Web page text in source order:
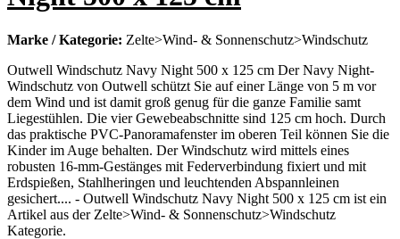
Marke / Kategorie: Zelte>Wind- & Sonnenschutz>Windschutz
Outwell Windschutz Navy Night 500 x 125 cm Der Navy Night-
Windschutz von Outwell schützt Sie auf einer Länge von 5 m vor
dem Wind und ist damit groß genug für die ganze Familie samt
Liegestühlen. Die vier Gewebeabschnitte sind 125 cm hoch. Durch
das praktische PVC-Panoramafenster im oberen Teil können Sie die
Kinder im Auge behalten. Der Windschutz wird mittels eines
robusten 16-mm-Gestänges mit Federverbindung fixiert und mit
Erdspießen, Stahlheringen und leuchtenden Abspannleinen
gesichert.... - Outwell Windschutz Navy Night 500 x 125 cm ist ein
Artikel aus der Zelte>Wind- & Sonnenschutz>Windschutz
Kategorie.